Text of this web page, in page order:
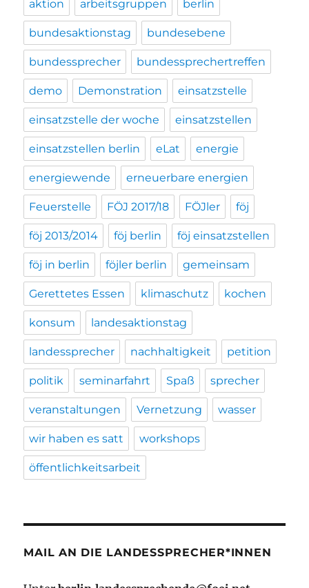
aktion arbeitsgruppen berlin
bundesaktionstag bundesebene
bundessprecher bundessprechertreffen
demo Demonstration einsatzstelle
einsatzstelle der woche einsatzstellen
einsatzstellen berlin eLat energie
energiewende erneuerbare energien
Feuerstelle FÖJ 2017/18 FÖJler föj
föj 2013/2014 föj berlin föj einsatzstellen
föj in berlin föjler berlin gemeinsam
Gerettetes Essen klimaschutz kochen
konsum landesaktionstag
landessprecher nachhaltigkeit petition
politik seminarfahrt Spaß sprecher
veranstaltungen Vernetzung wasser
wir haben es satt workshops
öffentlichkeitsarbeit
MAIL AN DIE LANDESSPRECHER*INNEN